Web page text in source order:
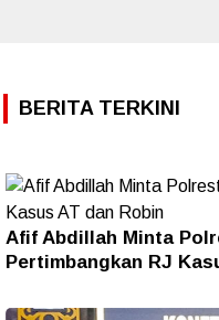
BERITA TERKINI
Afif Abdillah Minta
Pertimbangkan RJ